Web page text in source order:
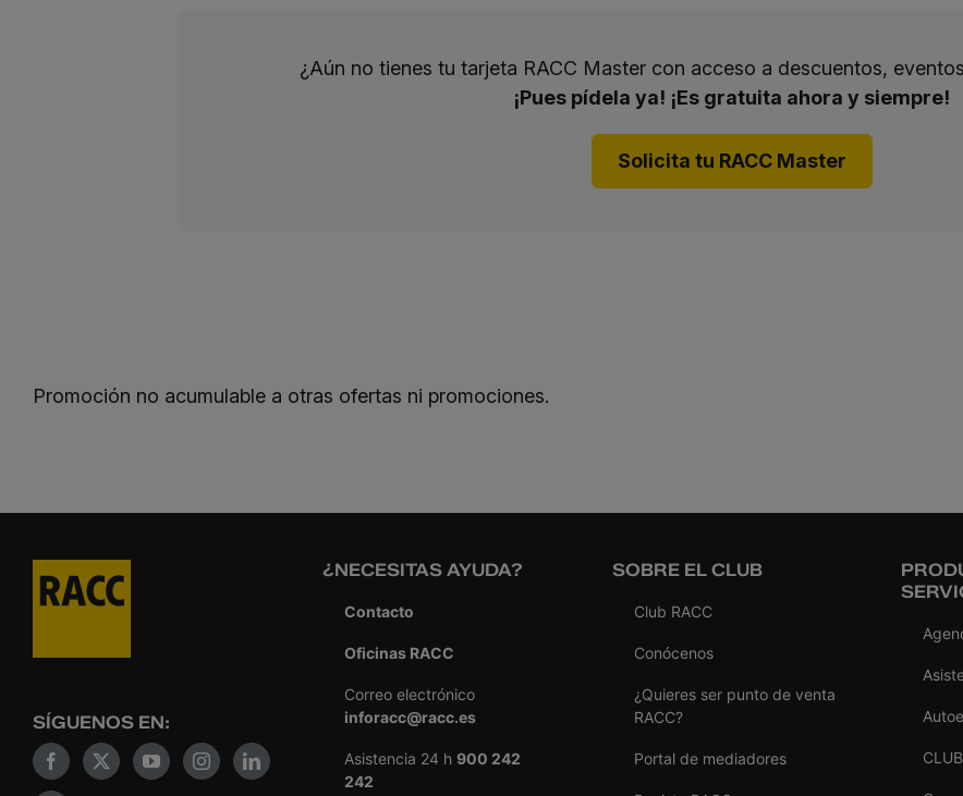
¿Aún no tienes tu tarjeta RACC Master con acceso a descuentos,
¡Pues pídela ya! ¡Es gratuita ahora y siempre!
Solicita tu RACC Master
Promoción no acumulable a otras ofertas ni promociones.
SÍGUENOS EN:
¿NECESITAS AYUDA?
Contacto
Oficinas RACC
Correo electrónico
inforacc@racc.es
Asistencia 24 h 900 242
242
SOBRE EL CLUB
Club RACC
Conócenos
¿Quieres ser punto de venta
RACC?
Portal de mediadores